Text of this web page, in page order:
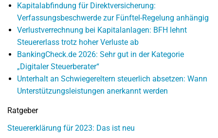
Kapitalabfindung für Direktversicherung:
Verfassungsbeschwerde zur Fünftel-Regelung anhängig
Verlustverrechnung bei Kapitalanlagen: BFH lehnt
Steuererlass trotz hoher Verluste ab
BankingCheck.de 2026: Sehr gut in der Kategorie
„Digitaler Steuerberater“
Unterhalt an Schwiegereltern steuerlich absetzen: Wann
Unterstützungsleistungen anerkannt werden
Ratgeber
Steuererklärung für 2023: Das ist neu